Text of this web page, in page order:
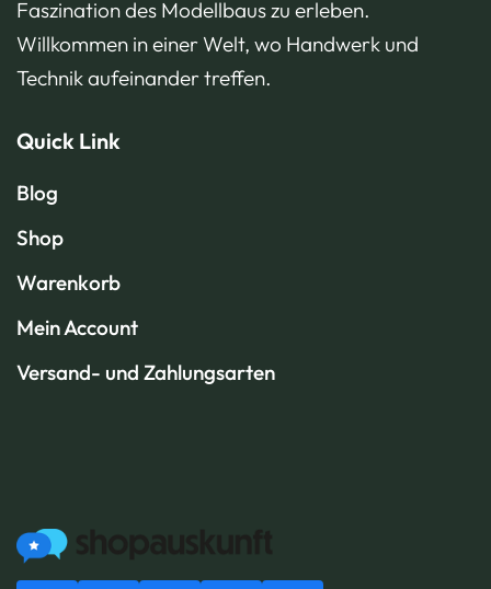
Faszination des Modellbaus zu erleben.
Willkommen in einer Welt, wo Handwerk und
Technik aufeinander treffen.
Quick Link
Blog
Shop
Warenkorb
Mein Account
Versand- und Zahlungsarten